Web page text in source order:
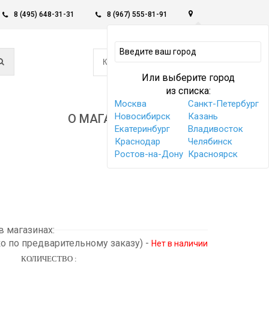
8 (495) 648-31-31 8 (967) 555-81-91
Или выберите город
из списка:
Москва
Санкт-Петербург
Новосибирск
Казань
Екатеринбург
Владивосток
Краснодар
Челябинск
Ростов-на-Дону Красноярск
КОРЗИНА -
0
О МАГАЗИНЕ
магазинах:
по предварительному заказу) - Нет в наличии
КОЛИЧЕСТВО :